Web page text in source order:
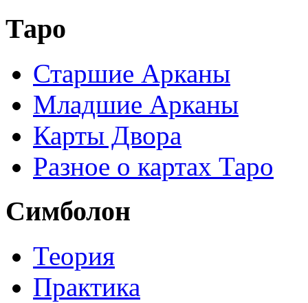
Таро
Старшие Арканы
Младшие Арканы
Карты Двора
Разное о картах Таро
Симболон
Теория
Практика